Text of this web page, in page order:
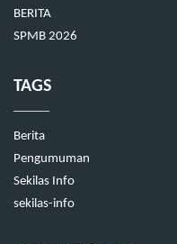
BERITA
SPMB 2026
TAGS
Berita
Pengumuman
Sekilas Info
sekilas-info